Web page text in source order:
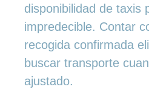
disponibilidad de taxis
impredecible. Contar
recogida confirmada
buscar transporte
ajustado.